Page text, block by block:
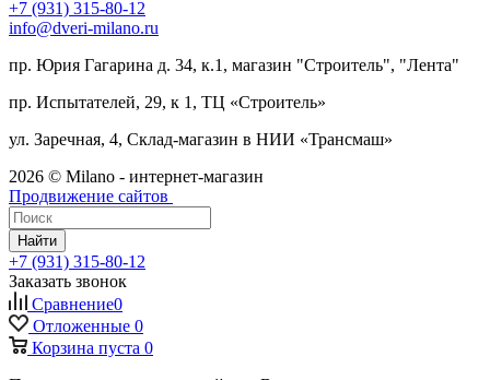
+7 (931) 315-80-12
info@dveri-milano.ru
пр. Юрия Гагарина д. 34, к.1, магазин "Строитель", "Лента"
пр. Испытателей, 29, к 1, ТЦ «Строитель»
ул. Заречная, 4, Склад-магазин в НИИ «Трансмаш»
2026 © Milano - интернет-магазин
Продвижение сайтов
Найти
+7 (931) 315-80-12
Заказать звонок
Сравнение0
Отложенные 0
Корзина пуста 0